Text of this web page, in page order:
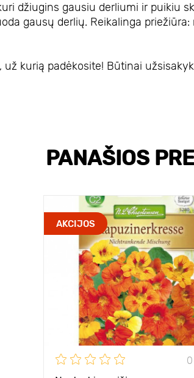
džiugins gausiu derliumi ir puikiu
gausų derlių. Reikalinga
kurią padėkosite! Būtinai
PANAŠIOS
AKCIJOS